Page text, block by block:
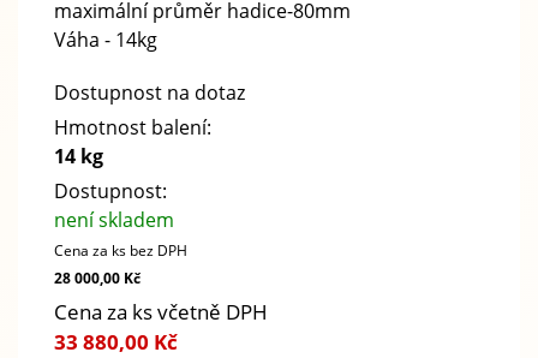
​maximální průměr hadice-80mm
Váha - 14kg
Dostupnost na dotaz
Hmotnost balení:
14 kg
Dostupnost:
není skladem
Cena za ks bez DPH
28 000,00 Kč
Cena za ks včetně DPH
33 880,00 Kč